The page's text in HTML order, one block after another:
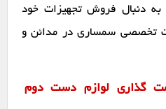
دنبال فروش تجهیزات خود
تخصصی سمساری در مدائن و
گذاری لوازم دست دوم